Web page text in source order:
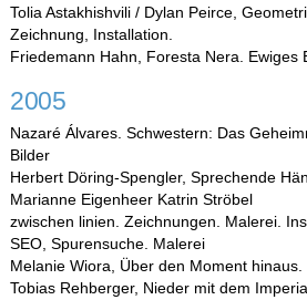
Tolia Astakhishvili / Dylan Peirce,
Zeichnung, Installation.
Friedemann Hahn, Foresta Nera. Ewiges
2005
Nazaré Álvares. Schwestern: Das
Bilder
Herbert Döring-Spengler, Sprechende
Marianne Eigenheer Katrin Ströbel
zwischen linien. Zeichnungen. Malerei.
SEO, Spurensuche. Malerei
Melanie Wiora, Über den Moment
Tobias Rehberger, Nieder mit dem